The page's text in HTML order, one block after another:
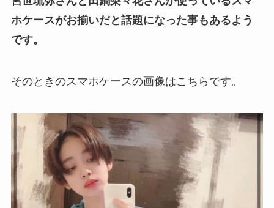
ホケースがお揃いだと話題になった事もあるよう
です。
そのときのスマホケースの画像はこちらです。